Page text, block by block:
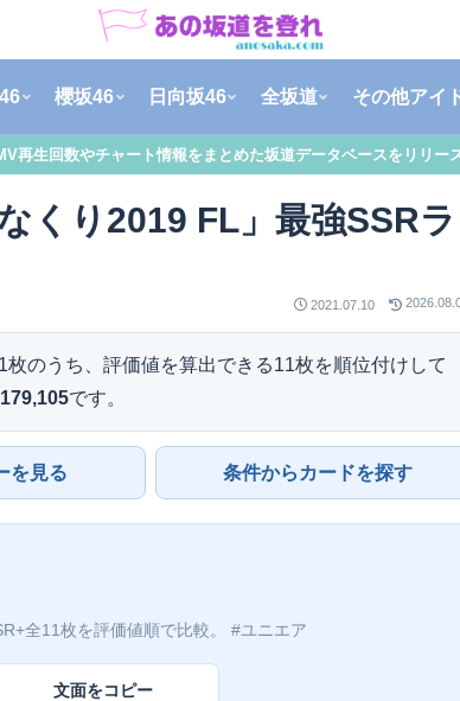
櫻坂46 日向坂46 全坂道 その他アイ
再生回数やチャート情報をまとめた坂道データベースをリリー
くり2019 FL」最強SSRラ
2021.07.10
のうち、評価値を算出できる11枚を順位付けして
179,105です。
を見る 条件からカードを探す
全11枚を評価値順で比較。#ユニエア
文面をコピー